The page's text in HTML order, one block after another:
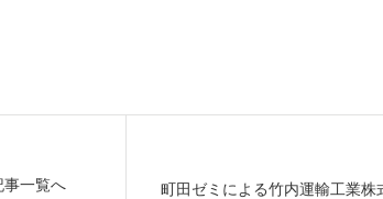
事一覧へ 町田ゼミによる竹内運輸工業株